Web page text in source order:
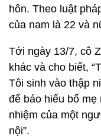
hôn. Theo luật
của nam là 22 và
Tới ngày 13/7, cô
khác và cho biết,
Tôi sinh vào thập
để báo hiếu bố mẹ
nhiệm của một
nội”.